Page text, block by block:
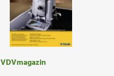
VDVmagazin